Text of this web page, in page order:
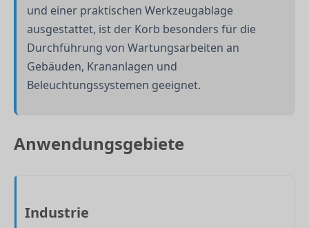
und einer praktischen Werkzeugablage
ausgestattet, ist der Korb besonders für die
Durchführung von Wartungsarbeiten an
Gebäuden, Krananlagen und
Beleuchtungssystemen geeignet.
Anwendungsgebiete
Industrie